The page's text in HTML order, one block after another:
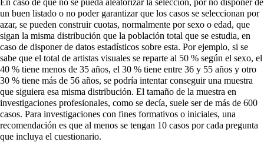
un buen listado o no poder garantizar que los casos se seleccionan por
azar, se pueden construir cuotas, normalmente por sexo o edad, que
sigan la misma distribución que la población total que se estudia, en
caso de disponer de datos estadísticos sobre esta. Por ejemplo, si se
sabe que el total de artistas visuales se reparte al 50 % según el sexo, el
40 % tiene menos de 35 años, el 30 % tiene entre 36 y 55 años y otro
30 % tiene más de 56 años, se podría intentar conseguir una muestra
que siguiera esa misma distribución. El tamaño de la muestra en
investigaciones profesionales, como se decía, suele ser de más de 600
casos. Para investigaciones con fines formativos o iniciales, una
recomendación es que al menos se tengan 10 casos por cada pregunta
que incluya el cuestionario.